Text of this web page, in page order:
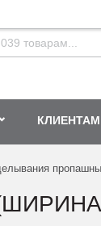
КЛИЕНТАМ